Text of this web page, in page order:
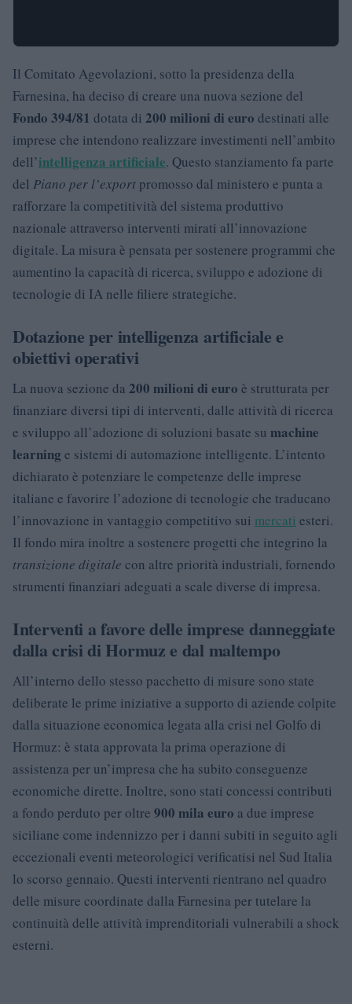
Il Comitato Agevolazioni, sotto la presidenza della
Farnesina, ha deciso di creare una nuova sezione del
Fondo 394/81 dotata di 200 milioni di euro destinati alle
imprese che intendono realizzare investimenti nell’ambito
dell’intelligenza artificiale. Questo stanziamento fa parte
del Piano per l’export promosso dal ministero e punta a
rafforzare la competitività del sistema produttivo
nazionale attraverso interventi mirati all’innovazione
digitale. La misura è pensata per sostenere programmi che
aumentino la capacità di ricerca, sviluppo e adozione di
tecnologie di IA nelle filiere strategiche.
Dotazione per intelligenza artificiale e
obiettivi operativi
La nuova sezione da 200 milioni di euro è strutturata per
finanziare diversi tipi di interventi, dalle attività di ricerca
e sviluppo all’adozione di soluzioni basate su machine
learning e sistemi di automazione intelligente. L’intento
dichiarato è potenziare le competenze delle imprese
italiane e favorire l’adozione di tecnologie che traducano
l’innovazione in vantaggio competitivo sui mercati esteri.
Il fondo mira inoltre a sostenere progetti che integrino la
transizione digitale con altre priorità industriali, fornendo
strumenti finanziari adeguati a scale diverse di impresa.
Interventi a favore delle imprese danneggiate
dalla crisi di Hormuz e dal maltempo
All’interno dello stesso pacchetto di misure sono state
deliberate le prime iniziative a supporto di aziende colpite
dalla situazione economica legata alla crisi nel Golfo di
Hormuz: è stata approvata la prima operazione di
assistenza per un’impresa che ha subito conseguenze
economiche dirette. Inoltre, sono stati concessi contributi
a fondo perduto per oltre 900 mila euro a due imprese
siciliane come indennizzo per i danni subiti in seguito agli
eccezionali eventi meteorologici verificatisi nel Sud Italia
lo scorso gennaio. Questi interventi rientrano nel quadro
delle misure coordinate dalla Farnesina per tutelare la
continuità delle attività imprenditoriali vulnerabili a shock
esterni.